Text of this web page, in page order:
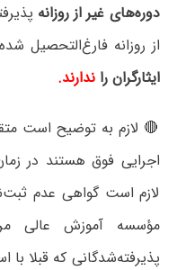
دوره‌های غیر از روزانه
از روزانه فارغ‌التحصیل
ایثارگران راندارند.
لازم است گواهی عدم
مؤسسه آموزش عالی
پذیرفته‌شدگانی که قبلا با